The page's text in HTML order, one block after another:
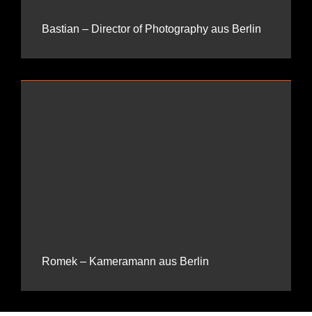
Bastian – Director of Photography aus Berlin
Romek – Kameramann aus Berlin